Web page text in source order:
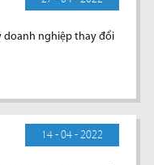
doanh nghiệp thay đổi
14 - 04 - 2022